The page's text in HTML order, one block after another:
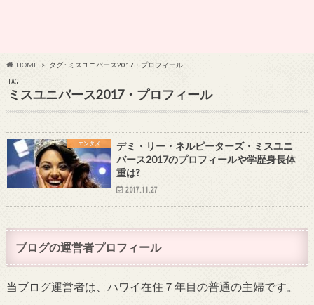
HOME タグ : ミスユニバース2017・プロフィール
TAG
ミスユニバース2017・プロフィール
エンタメ
デミ・リー・ネルピーターズ・ミスユニ
バース2017のプロフィールや学歴身長体
重は?
2017.11.27
ブログの運営者プロフィール
当ブログ運営者は、ハワイ在住７年目の普通の主婦です。